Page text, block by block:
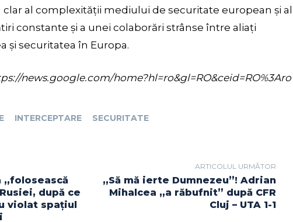
al complexității mediului de securitate european și al
constante și a unei colaborări strânse între aliați
și securitatea în Europa.
news.google.com/home?hl=ro&gl=RO&ceid=RO%3Aro
INTERCEPTARE SECURITATE
„folosească
după ce
violat spațiul
ARTICOLUL URMĂTOR
„Să mă ierte Dumnezeu”! Adrian
Mihalcea „a răbufnit” după CFR
Cluj – UTA 1-1